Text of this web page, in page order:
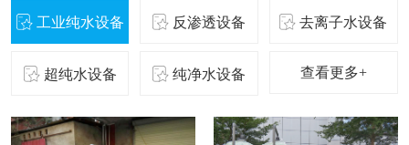
工业纯水设备 反渗透设备 去离子水设备
超纯水设备 纯净水设备 查看更多+